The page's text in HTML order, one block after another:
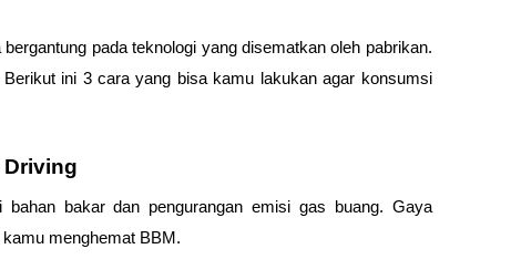
pada teknologi yang disematkan oleh pabrikan.
ini 3 cara yang bisa kamu lakukan agar konsumsi
Driving
bakar dan pengurangan emisi gas buang. Gaya
menghemat BBM.